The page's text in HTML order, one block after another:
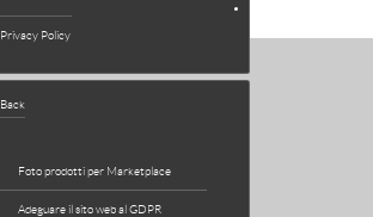
Privacy Policy
Back
Foto prodotti per Marketplace
Adeguare il sito web al GDPR